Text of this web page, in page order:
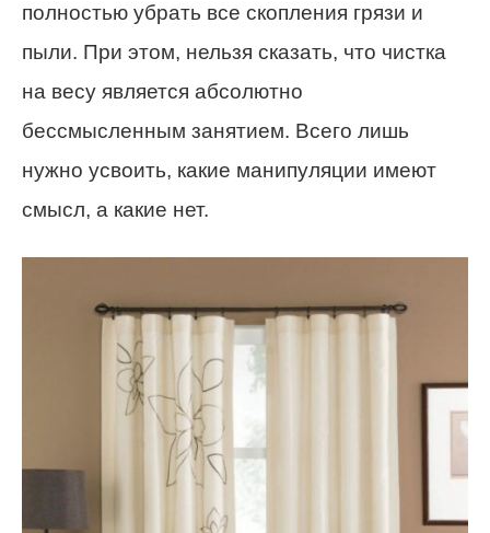
полностью убрать все скопления грязи и
пыли. При этом, нельзя сказать, что чистка
на весу является абсолютно
бессмысленным занятием. Всего лишь
нужно усвоить, какие манипуляции имеют
смысл, а какие нет.